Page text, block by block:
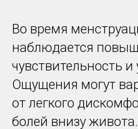
Во время
наблюдается
чувствительность и
Ощущения могут
от легкого
болей внизу живота.